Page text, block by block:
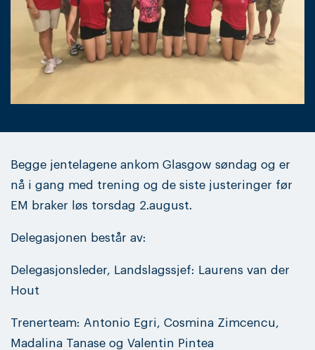
Begge jentelagene ankom Glasgow søndag og er
nå i gang med trening og de siste justeringer før
EM braker løs torsdag 2.august.
Delegasjonen består av:
Delegasjonsleder, Landslagssjef: Laurens van der
Hout
Trenerteam: Antonio Egri, Cosmina Zimcencu,
Madalina Tanase og Valentin Pintea